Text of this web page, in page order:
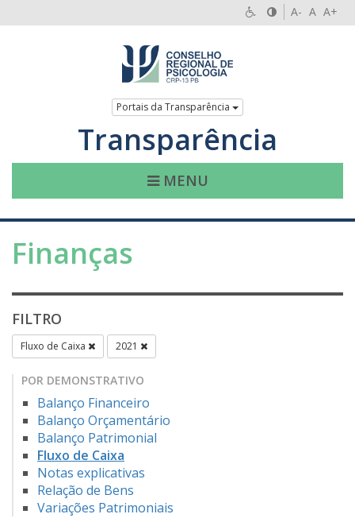
A- A A+
Portais da Transparência
Transparência
MENU
Finanças
FILTRO
Fluxo de Caixa 2021
POR DEMONSTRATIVO
Balanço Financeiro
Balanço Orçamentário
Balanço Patrimonial
Fluxo de Caixa
Notas explicativas
Relação de Bens
Variações Patrimoniais